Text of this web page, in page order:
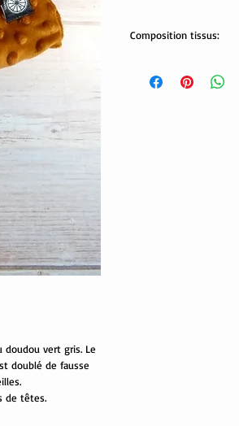
doudou vert gris. Le
doublé de fausse
de têtes.
Composition tissus:
jersey: 95% coton , 5%